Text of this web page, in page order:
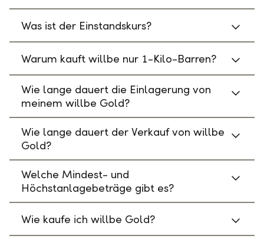
Was ist der Einstandskurs?
Warum kauft willbe nur 1-Kilo-Barren?
Wie lange dauert die Einlagerung von
meinem willbe Gold?
Wie lange dauert der Verkauf von willbe
Gold?
Welche Mindest- und
Höchstanlagebeträge gibt es?
Wie kaufe ich willbe Gold?